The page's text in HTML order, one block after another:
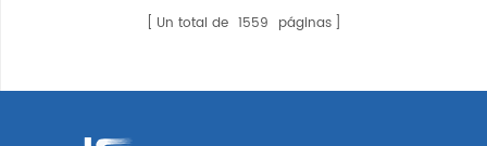
Un total de 1559 páginas